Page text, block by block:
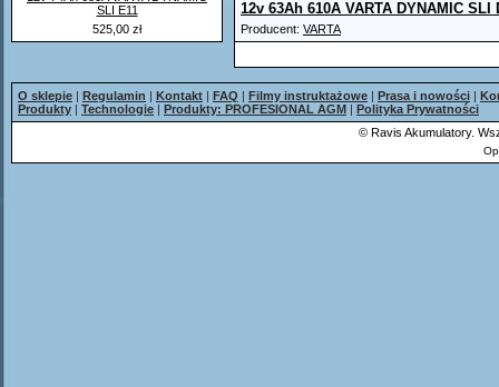
SLI E11
525,00 zł
12v 63Ah 610A VARTA DYNAMIC SLI
Producent: VARTA
O sklepie | Regulamin | Kontakt | FAQ | Filmy instruktażowe | Prasa i nowości |
Produkty | Technologie | Produkty: PROFESIONAL AGM | Polityka Prywatności
© Ravis Akumulatory.